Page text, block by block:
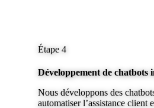
Étape 4
Développement de chatbots
Nous développons des
automatiser l’assistance client